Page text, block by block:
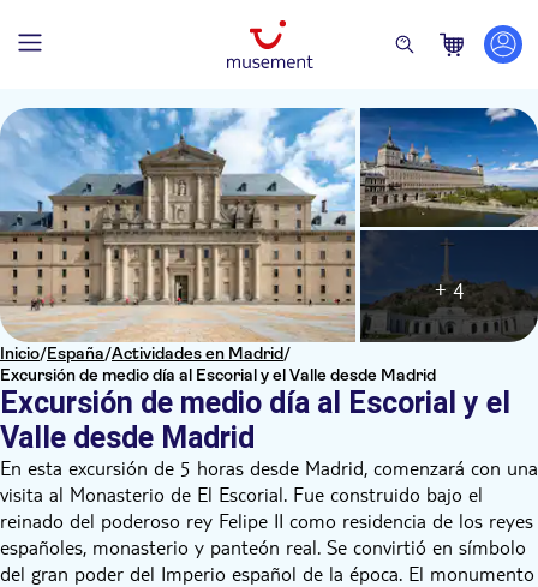
Inicio/España/Actividades en Madrid/
Excursión de medio día al Escorial y el Valle desde Madrid
Excursión de medio día al Escorial y el
Valle desde Madrid
+ 4
En esta excursión de 5 horas desde Madrid, comenzará con una
visita al Monasterio de El Escorial. Fue construido bajo el
reinado del poderoso rey Felipe II como residencia de los reyes
españoles, monasterio y panteón real. Se convirtió en símbolo
del gran poder del Imperio español de la época. El monumento